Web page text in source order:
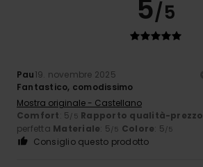
5/5
Pau19. novembre 2025
Fantastico, comodissimo
Mostra originale - Castellano
Comfort: 5 /5 Rapporto qualità-prezzo
perfetta Materiale: 5 /5 Colore: 5 /5
Consiglio questo prodotto